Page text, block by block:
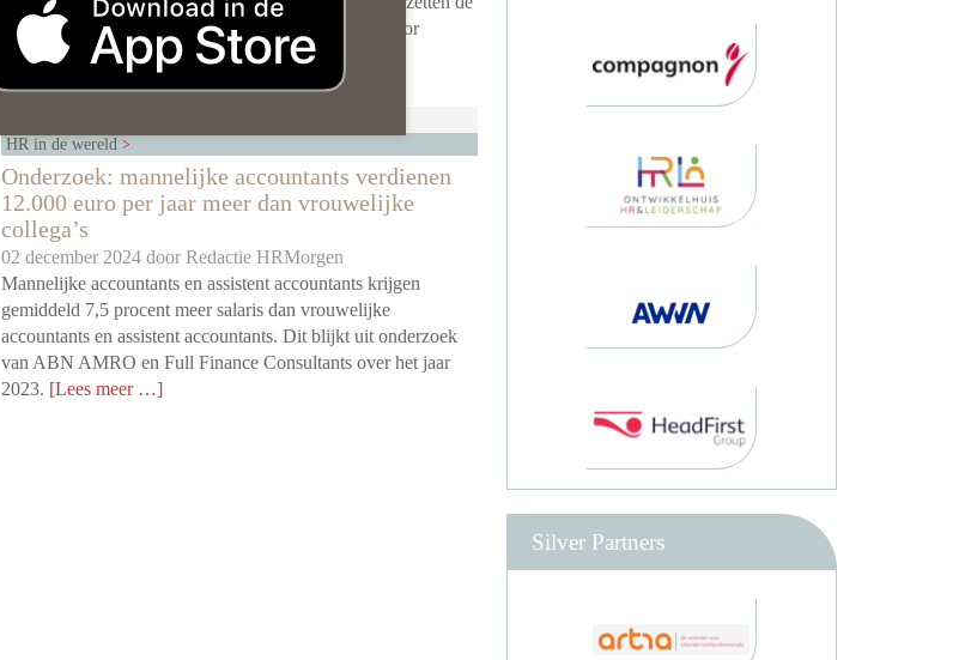
grootste struikelblokken én de aanknopingspunten voor
verbetering op een rij.[Lees meer …]
HR in de wereld
Onderzoek: mannelijke accountants verdienen
12.000 euro per jaar meer dan vrouwelijke
collega’s
02 december 2024 door Redactie HRMorgen
Mannelijke accountants en assistent accountants krijgen
gemiddeld 7,5 procent meer salaris dan vrouwelijke
accountants en assistent accountants. Dit blijkt uit onderzoek
van ABN AMRO en Full Finance Consultants over het jaar
2023. [Lees meer …]
Silver Partners